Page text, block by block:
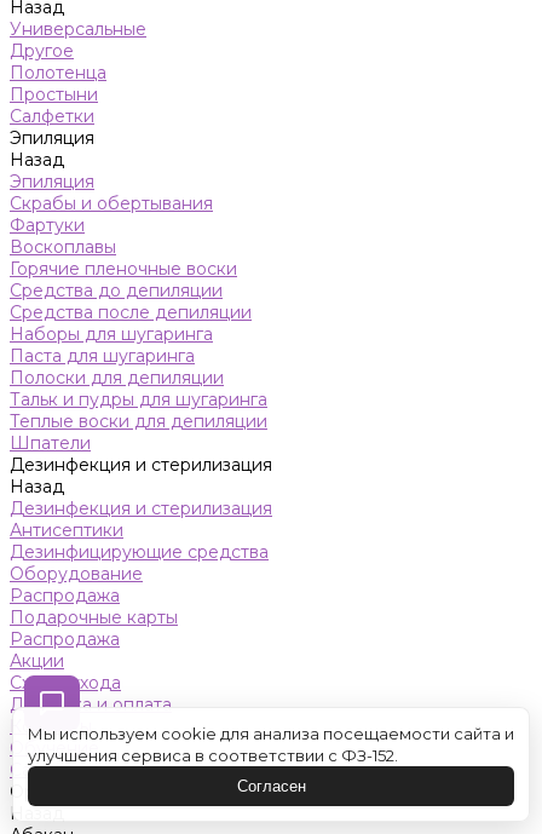
Назад
Универсальные
Другое
Полотенца
Простыни
Салфетки
Эпиляция
Назад
Эпиляция
Скрабы и обертывания
Фартуки
Воскоплавы
Горячие пленочные воски
Средства до депиляции
Средства после депиляции
Наборы для шугаринга
Паста для шугаринга
Полоски для депиляции
Тальк и пудры для шугаринга
Теплые воски для депиляции
Шпатели
Дезинфекция и стерилизация
Назад
Дезинфекция и стерилизация
Антисептики
Дезинфицирующие средства
Оборудование
Распродажа
Подарочные карты
Распродажа
Акции
Схемы ухода
Доставка и оплата
Контакты
Обучение
Салон красоты
Оренбург
Назад
Мы используем cookie для анализа посещаемости сайта и
улучшения сервиса в соответствии с ФЗ-152.
Согласен